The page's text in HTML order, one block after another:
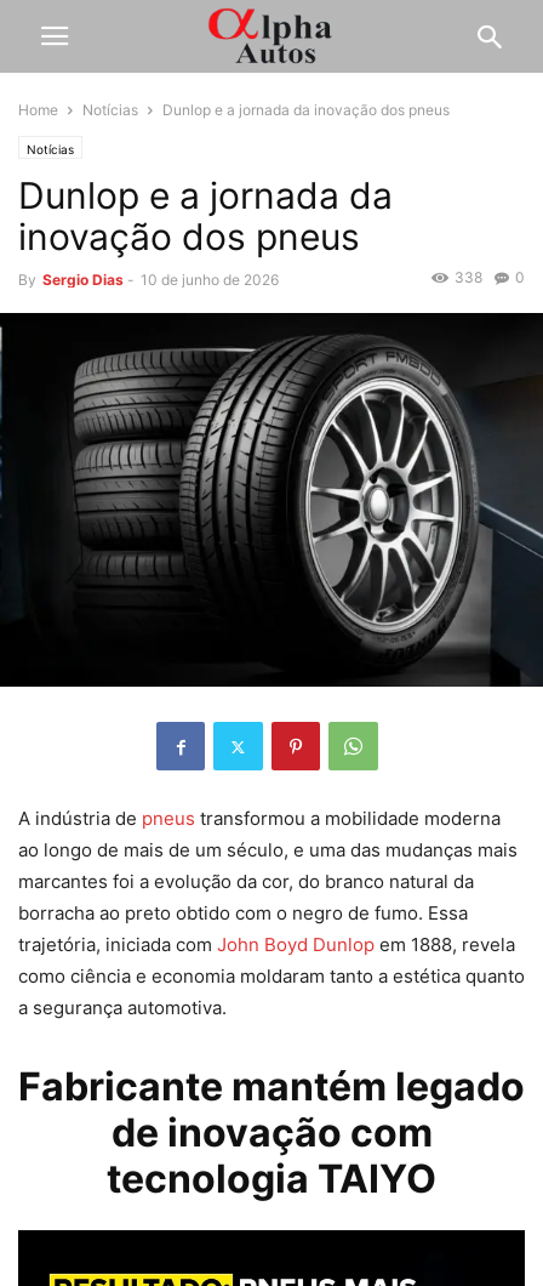
Home Notícias Dunlop e a jornada da inovação dos pneus
Notícias
Dunlop e a jornada da
inovação dos pneus
By Sergio Dias - 10 de junho de 2026 0
338
A indústria de pneus transformou a mobilidade moderna
ao longo de mais de um século, e uma das mudanças mais
marcantes foi a evolução da cor, do branco natural da
borracha ao preto obtido com o negro de fumo. Essa
trajetória, iniciada com John Boyd Dunlop em 1888, revela
como ciência e economia moldaram tanto a estética quanto
a segurança automotiva.
Fabricante mantém legado
de inovação com
tecnologia TAIYO